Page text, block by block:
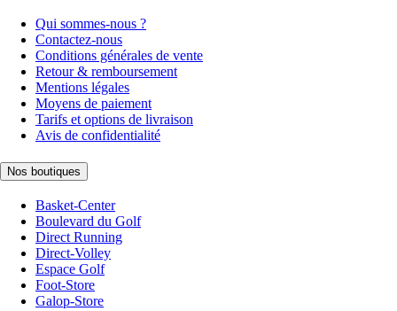
Qui sommes-nous ?
Contactez-nous
Conditions générales de vente
Retour & remboursement
Mentions légales
Moyens de paiement
Tarifs et options de livraison
Avis de confidentialité
Nos boutiques
Basket-Center
Boulevard du Golf
Direct Running
Direct-Volley
Espace Golf
Foot-Store
Galop-Store